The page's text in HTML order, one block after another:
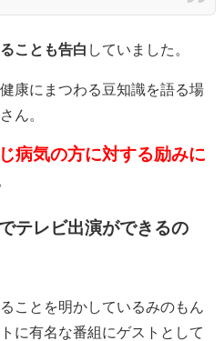
ことも告白 していました。
康にまつわる豆知識を語る場
ん。
病気の方に対する励みに
テレビ出演ができるの
ことを明かしているみのもん
に有名な番組にゲストとして